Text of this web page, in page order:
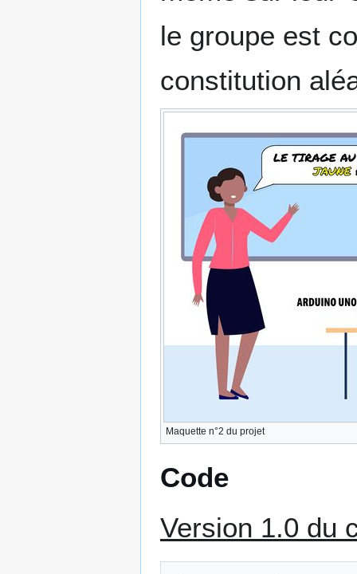
le groupe est
constitution
Maquette n°2 du projet
Code
Version 1.0 du